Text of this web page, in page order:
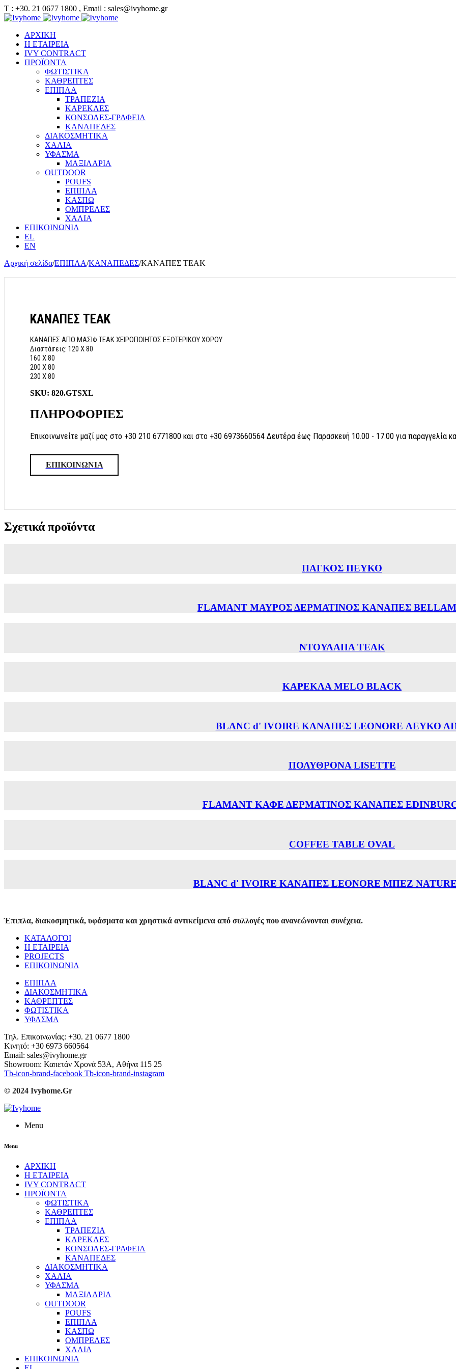
Τ : +30. 21 0677 1800 , Email : sales@ivyhome.gr
ΑΡΧΙΚΗ
Η ΕΤΑΙΡΕΙΑ
IVY CONTRACT
ΠΡΟΪΟΝΤΑ
ΦΩΤΙΣΤΙΚΑ
ΚΑΘΡΕΠΤΕΣ
ΕΠΙΠΛΑ
ΤΡΑΠΕΖΙΑ
ΚΑΡΕΚΛΕΣ
ΚΟΝΣΟΛΕΣ-ΓΡΑΦΕΙΑ
ΚΑΝΑΠΕΔΕΣ
ΔΙΑΚΟΣΜΗΤΙΚΑ
ΧΑΛΙΑ
ΥΦΑΣΜΑ
ΜΑΞΙΛΑΡΙΑ
OUTDOOR
POUFS
ΕΠΙΠΛΑ
ΚΑΣΠΩ
ΟΜΠΡΕΛΕΣ
ΧΑΛΙΑ
ΕΠΙΚΟΙΝΩΝΙΑ
EL
EN
Αρχική σελίδα/ΕΠΙΠΛΑ/ΚΑΝΑΠΕΔΕΣ/ΚΑΝΑΠΕΣ TEAK
ΚΑΝΑΠΕΣ TEAK
ΚΑΝΑΠΕΣ ΑΠΟ ΜΑΣΙΦ TEAK ΧΕΙΡΟΠΟΙΗΤΟΣ ΕΞΩΤΕΡΙΚΟΥ ΧΩΡΟΥ
Διαστάσεις: 120 Χ 80
160 Χ 80
200 Χ 80
230 Χ 80
SKU: 820.GTSXL
ΠΛΗΡΟΦΟΡΙΕΣ
Επικοινωνείτε μαζί μας στο +30 210 6771800 και στο +30 6973660564 Δευτέρα έως Παρασκευή 10.00 - 17.00 για παραγγελία
ΕΠΙΚΟΙΝΩΝΙΑ
Σχετικά προϊόντα
ΠΑΓΚΟΣ ΠΕΥΚΟ
FLAMANT ΜΑΥΡΟΣ ΔΕΡΜΑΤΙΝΟΣ ΚΑΝΑΠΕΣ
ΝΤΟΥΛΑΠΑ ΤΕΑΚ
ΚΑΡΕΚΛΑ MELO BLACK
BLANC d' IVOIRE ΚΑΝΑΠΕΣ LEONORE ΛΕΥΚΟ
ΠΟΛΥΘΡΟΝΑ LISETTE
FLAMANT ΚΑΦΕ ΔΕΡΜΑΤΙΝΟΣ ΚΑΝΑΠΕΣ
COFFEE TABLE OVAL
BLANC d' IVOIRE ΚΑΝΑΠΕΣ LEONORE ΜΠΕΖ
Έπιπλα, διακοσμητικά, υφάσματα και χρηστικά αντικείμενα από συλλογές που ανανεώνονται συνέχεια.
ΚΑΤΑΛΟΓΟΙ
Η ΕΤΑΙΡΕΙΑ
PROJECTS
ΕΠΙΚΟΙΝΩΝΙΑ
ΕΠΙΠΛΑ
ΔΙΑΚΟΣΜΗΤΙΚΑ
ΚΑΘΡΕΠΤΕΣ
ΦΩΤΙΣΤΙΚΑ
ΥΦΑΣΜΑ
Τηλ. Επικοινωνίας: +30. 21 0677 1800
Κινητό: +30 6973 660564
Email: sales@ivyhome.gr
Showroom: Καπετάν Χρονά 53A, Αθήνα 115 25
Tb-icon-brand-facebook Tb-icon-brand-instagram
© 2024 Ivyhome.Gr
Menu
Menu
ΑΡΧΙΚΗ
Η ΕΤΑΙΡΕΙΑ
IVY CONTRACT
ΠΡΟΪΟΝΤΑ
ΦΩΤΙΣΤΙΚΑ
ΚΑΘΡΕΠΤΕΣ
ΕΠΙΠΛΑ
ΤΡΑΠΕΖΙΑ
ΚΑΡΕΚΛΕΣ
ΚΟΝΣΟΛΕΣ-ΓΡΑΦΕΙΑ
ΚΑΝΑΠΕΔΕΣ
ΔΙΑΚΟΣΜΗΤΙΚΑ
ΧΑΛΙΑ
ΥΦΑΣΜΑ
ΜΑΞΙΛΑΡΙΑ
OUTDOOR
POUFS
ΕΠΙΠΛΑ
ΚΑΣΠΩ
ΟΜΠΡΕΛΕΣ
ΧΑΛΙΑ
ΕΠΙΚΟΙΝΩΝΙΑ